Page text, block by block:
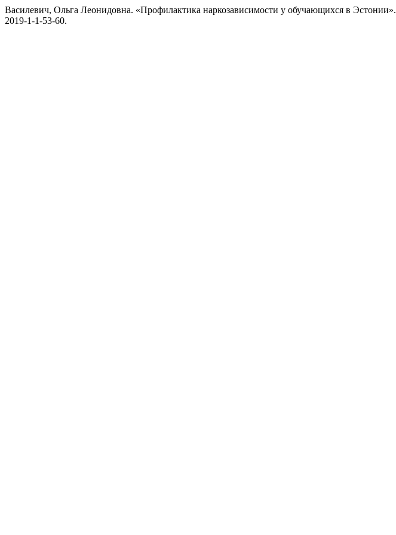
Василевич, Ольга Леонидовна. «Профилактика наркозависимости у обучающихся в Эстонии».
2019-1-1-53-60.